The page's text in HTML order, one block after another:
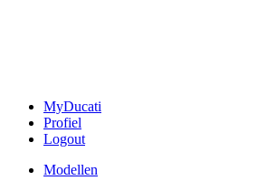
MyDucati
Profiel
Logout
Modellen